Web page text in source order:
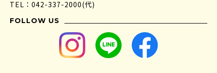
TEL：042-337-2000(代)
FOLLOW US